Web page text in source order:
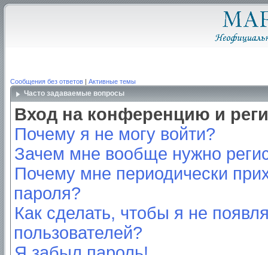
Сообщения без ответов | Активные темы
Часто задаваемые вопросы
Вход на конференцию и
Почему я не могу войти?
Зачем мне вообще нужно
Почему мне периодически
пароля?
Как сделать, чтобы я не
пользователей?